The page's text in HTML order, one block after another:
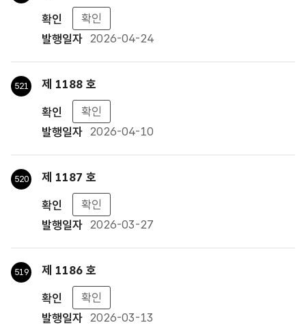
확인
2026-04-24
521
제 1188 호
확인
2026-04-10
520
제 1187 호
확인
2026-03-27
519
제 1186 호
확인
2026-03-13